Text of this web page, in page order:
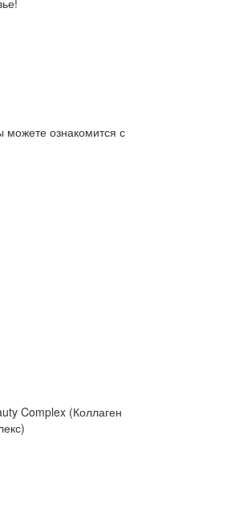
можете ознакомится с
Complex (Коллаген